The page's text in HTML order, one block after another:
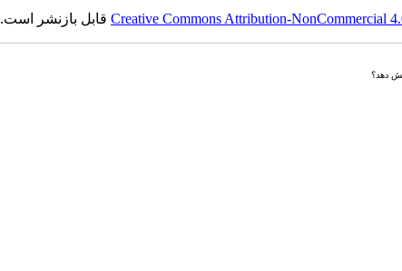
Creative Commons Attribution-NonCommercialقابل بازنشر است.
دهد؟